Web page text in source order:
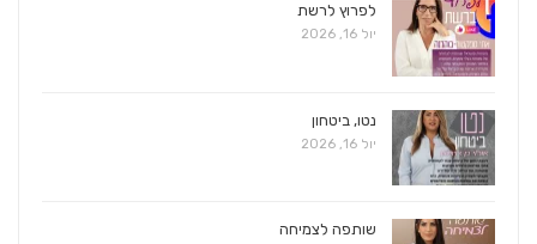
לפרוץ לרשת
יול 16, 2026
נטו, ביטחון
יול 16, 2026
שותפה לצמיחה